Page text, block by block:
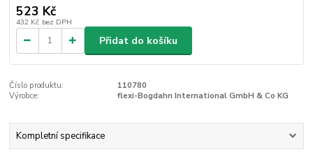
523 Kč
432 Kč bez DPH
Přidat do košíku
Číslo produktu:
110780
Výrobce:
flexi-Bogdahn International GmbH & Co KG
Kompletní specifikace